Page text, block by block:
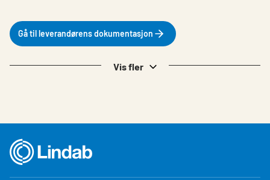
Gå til leverandørens dokumentasjon
Vis fler